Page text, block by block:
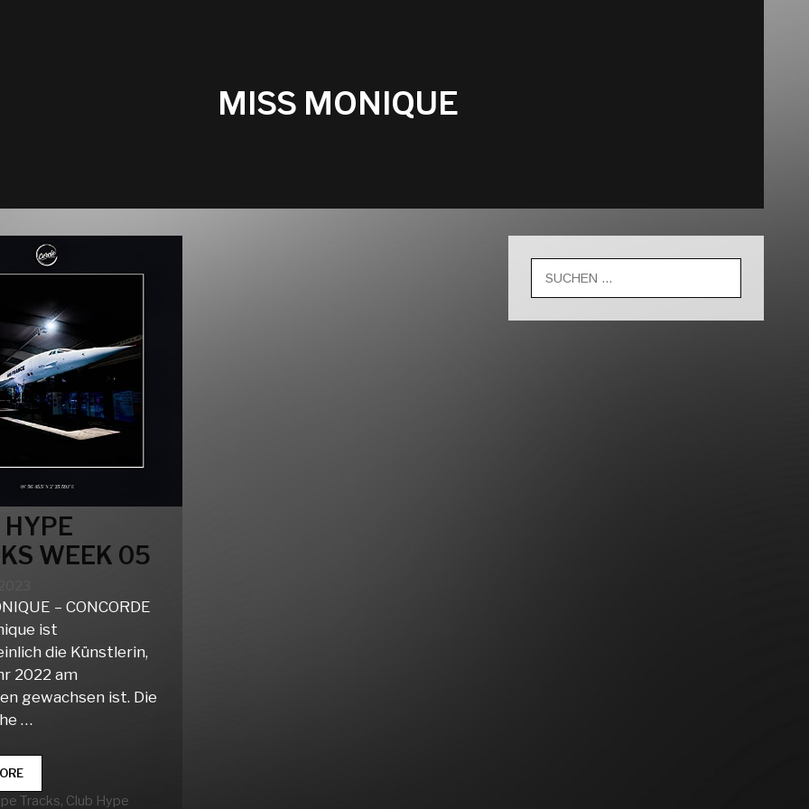
MISS MONIQUE
WEEK 05
– CONCORDE
ist
die Künstlerin,
2022 am
gewachsen ist. Die
…
CLUB
HYPE
Tracks, Club Hype
nach: